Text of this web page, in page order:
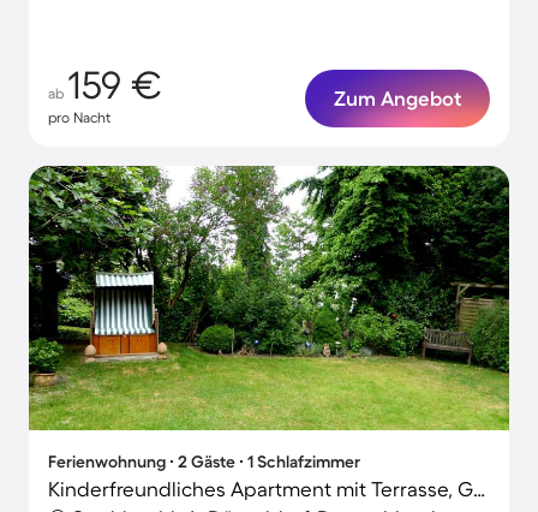
ab 159 €
pro Nacht
Zum Angebot
Ferienwohnung ∙ 2 Gäste ∙ 1 Schlafzimmer
Kinderfreundliches Apartment mit Terrasse, Grill und Garten